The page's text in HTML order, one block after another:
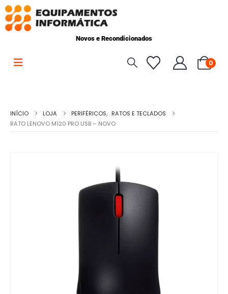
Novos e Recondicionados
0
INÍCIO LOJA PERIFÉRICOS, RATOS E TECLADOS
RATO LENOVO M120 PRO USB – NOVO